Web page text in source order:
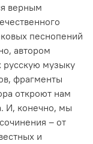
верным
песнопений
автором
русскую музыку
фрагменты
откроют нам
И, конечно, мы
– от
и